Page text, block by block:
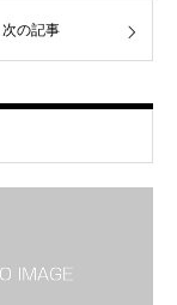
次の記事